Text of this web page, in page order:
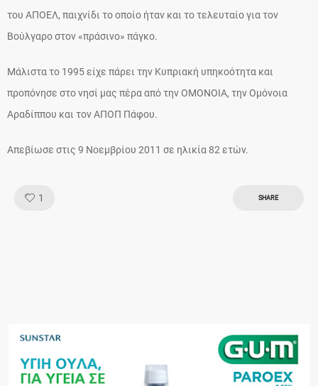
του ΑΠΟΕΛ, παιχνίδι το οποίο ήταν και το τελευταίο για τον
Βούλγαρο στον «πράσινο» πάγκο.
Μάλιστα το 1995 είχε πάρει την Κυπριακή υπηκοότητα και
προπόνησε στο νησί μας πέρα από την ΟΜΟΝΟΙΑ, την Ομόνοια
Αραδίππου και τον ΑΠΟΠ Πάφου.
Απεβίωσε στις 9 Νοεμβρίου 2011 σε ηλικία 82 ετών.
1 SHARE